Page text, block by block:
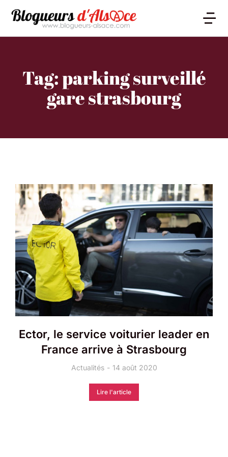
Tag: parking surveillé
gare strasbourg
Ector, le service voiturier leader en
France arrive à Strasbourg
Actualités 14 août 2020
Lire l'article